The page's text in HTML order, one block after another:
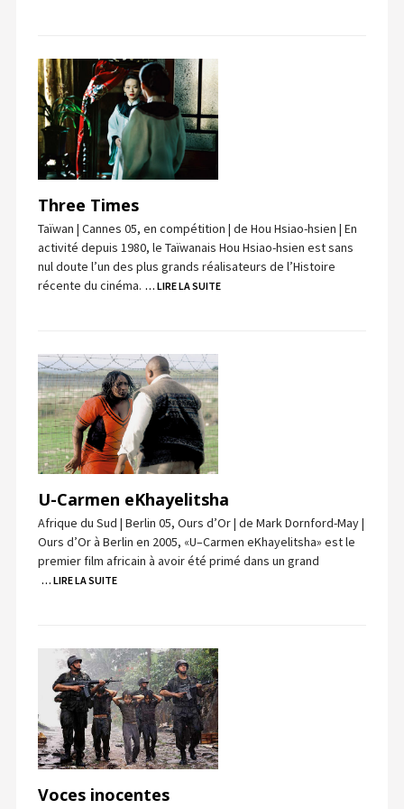
Three Times
Taïwan | Cannes 05, en compétition | de Hou Hsiao-hsien | En
activité depuis 1980, le Taïwanais Hou Hsiao-hsien est sans
nul doute l’un des plus grands réalisateurs de l’Histoire
récente du cinéma. … LIRE LA SUITE
U-Carmen eKhayelitsha
Afrique du Sud | Berlin 05, Ours d’Or | de Mark Dornford-May |
Ours d’Or à Berlin en 2005, «U–Carmen eKhayelitsha» est le
premier film africain à avoir été primé dans un grand
… LIRE LA SUITE
Voces inocentes